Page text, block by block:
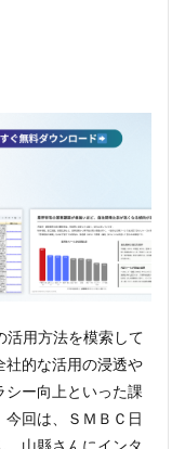
活用方法を模索して
社的な活用の浸透や
シー向上といった課
回は、ＳＭＢＣ日
山縣さんにインタ